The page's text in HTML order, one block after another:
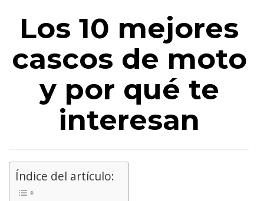
Los 10 mejores
cascos de moto
y por qué te
interesan
Índice del artículo: